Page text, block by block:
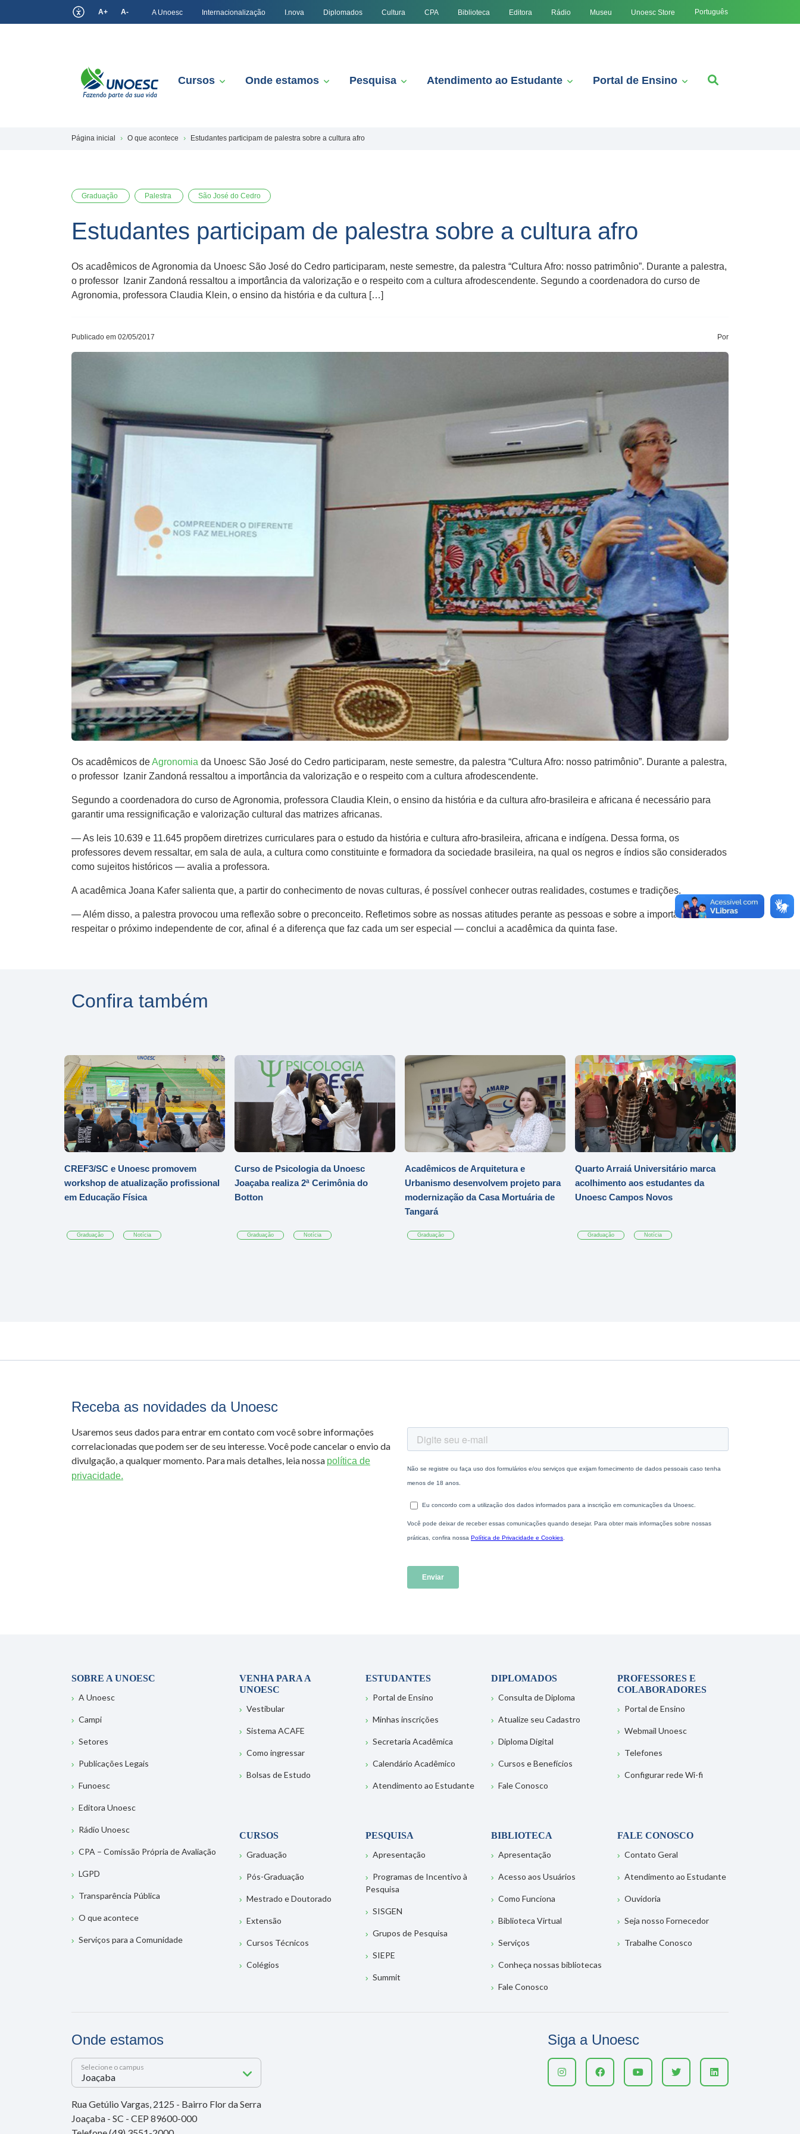
A+ A- A Unoesc Internacionalização I.nova Diplomados Cultura CPA Biblioteca Editora Rádio Museu Unoesc Store Português
Cursos Onde estamos Pesquisa Atendimento ao Estudante Portal de Ensino
Página inicial O que acontece Estudantes participam de palestra sobre a cultura afro
Graduação Palestra São José do Cedro
Estudantes participam de palestra sobre a cultura afro
Os acadêmicos de Agronomia da Unoesc São José do Cedro participaram, neste semestre, da palestra “Cultura Afro: nosso patrimônio”. Durante a palestra,
o professor Izanir Zandoná ressaltou a importância da valorização e o respeito com a cultura afrodescendente. Segundo a coordenadora do curso de
Agronomia, professora Claudia Klein, o ensino da história e da cultura […]
Publicado em 02/05/2017 Por
Os acadêmicos deAgronomia da Unoesc São José do Cedro participaram, neste semestre, da palestra “Cultura Afro: nosso patrimônio”. Durante a palestra,
o professor Izanir Zandoná ressaltou a importância da valorização e o respeito com a cultura afrodescendente.
Segundo a coordenadora do curso de Agronomia, professora Claudia Klein, o ensino da história e da cultura afro-brasileira e africana é necessário para
garantir uma ressignificação e valorização cultural das matrizes africanas.
— As leis 10.639 e 11.645 propõem diretrizes curriculares para o estudo da história e cultura afro-brasileira, africana e indígena. Dessa forma, os
professores devem ressaltar, em sala de aula, a cultura como constituinte e formadora da sociedade brasileira, na qual os negros e índios são considerados
como sujeitos históricos — avalia a professora.
A acadêmica Joana Kafer salienta que, a partir do conhecimento de novas culturas, é possível conhecer outras realidades, costumes e tradições.
— Além disso, a palestra provocou uma reflexão sobre o preconceito. Refletimos sobre as nossas atitudes perante as pessoas e sobre a importância de
respeitar o próximo independente de cor, afinal é a diferença que faz cada um ser especial — conclui a acadêmica da quinta fase.
Confira também
CREF3/SC e Unoesc promovem
workshop de atualização profissional
em Educação Física
Graduação Notícia
Curso de Psicologia da Unoesc
Joaçaba realiza 2ª Cerimônia do
Botton
Graduação Notícia
Acadêmicos de Arquitetura e
Urbanismo desenvolvem projeto para
modernização da Casa Mortuária de
Tangará
Graduação
Quarto Arraiá Universitário marca
acolhimento aos estudantes da
Unoesc Campos Novos
Graduação Notícia
Receba as novidades da Unoesc
Usaremos seus dados para entrar em contato com você sobre informações
correlacionadas que podem ser de seu interesse. Você pode cancelar o envio da
divulgação, a qualquer momento. Para mais detalhes, leia nossa política de
privacidade.
SOBRE A UNOESC
A Unoesc
Campi
Setores
Publicações Legais
Funoesc
Editora Unoesc
Rádio Unoesc
CPA – Comissão Própria de Avaliação
LGPD
Transparência Pública
O que acontece
Serviços para a Comunidade
VENHA PARA A
UNOESC
Vestibular
Sistema ACAFE
Como ingressar
Bolsas de Estudo
ESTUDANTES
Portal de Ensino
Minhas inscrições
Secretaria Acadêmica
Calendário Acadêmico
Atendimento ao Estudante
DIPLOMADOS
Consulta de Diploma
Atualize seu Cadastro
Diploma Digital
Cursos e Benefícios
Fale Conosco
PROFESSORES E
COLABORADORES
Portal de Ensino
Webmail Unoesc
Telefones
Configurar rede Wi-fi
CURSOS
Graduação
Pós-Graduação
Mestrado e Doutorado
Extensão
Cursos Técnicos
Colégios
PESQUISA
Apresentação
Programas de Incentivo à
Pesquisa
SISGEN
Grupos de Pesquisa
SIEPE
Summit
BIBLIOTECA
Apresentação
Acesso aos Usuários
Como Funciona
Biblioteca Virtual
Serviços
Conheça nossas bibliotecas
Fale Conosco
FALE CONOSCO
Contato Geral
Atendimento ao Estudante
Ouvidoria
Seja nosso Fornecedor
Trabalhe Conosco
Onde estamos
Selecione o campus
Rua Getúlio Vargas, 2125 - Bairro Flor da Serra
Joaçaba - SC - CEP 89600-000
Siga a Unoesc